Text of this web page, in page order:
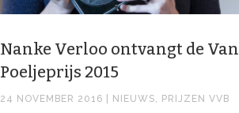
Nanke Verloo ontvangt de Van
Poeljeprijs 2015
24 NOVEMBER 2016 NIEUWS PRIJZEN VVB